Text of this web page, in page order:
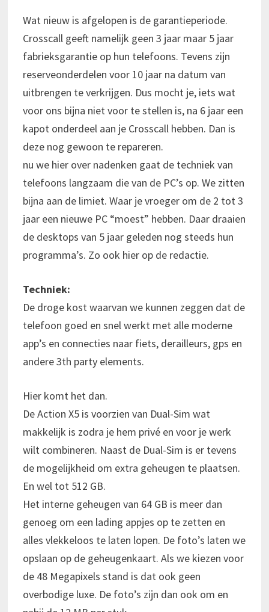
Wat nieuw is afgelopen is de garantieperiode.
Crosscall geeft namelijk geen 3 jaar maar 5 jaar
fabrieksgarantie op hun telefoons. Tevens zijn
reserveonderdelen voor 10 jaar na datum van
uitbrengen te verkrijgen. Dus mocht je, iets wat
voor ons bijna niet voor te stellen is, na 6 jaar een
kapot onderdeel aan je Crosscall hebben. Dan is
deze nog gewoon te repareren.
nu we hier over nadenken gaat de techniek van
telefoons langzaam die van de PC’s op. We zitten
bijna aan de limiet. Waar je vroeger om de 2 tot 3
jaar een nieuwe PC “moest” hebben. Daar draaien
de desktops van 5 jaar geleden nog steeds hun
programma’s. Zo ook hier op de redactie.
Techniek:
De droge kost waarvan we kunnen zeggen dat de
telefoon goed en snel werkt met alle moderne
app’s en connecties naar fiets, derailleurs, gps en
andere 3th party elements.
Hier komt het dan.
De Action X5 is voorzien van Dual-Sim wat
makkelijk is zodra je hem privé en voor je werk
wilt combineren. Naast de Dual-Sim is er tevens
de mogelijkheid om extra geheugen te plaatsen.
En wel tot 512 GB.
Het interne geheugen van 64 GB is meer dan
genoeg om een lading appjes op te zetten en
alles vlekkeloos te laten lopen. De foto’s laten we
opslaan op de geheugenkaart. Als we kiezen voor
de 48 Megapixels stand is dat ook geen
overbodige luxe. De foto’s zijn dan ook om en